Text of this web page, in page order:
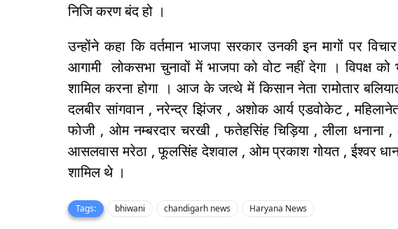
निजि करण बंद हो ।
उन्होंने कहा कि वर्तमान भाजपा सरकार उनकी इन मागों पर
आगामी लोकसभा चुनावों में भाजपा को वोट नहीं देगा । विपक्ष
शामिल करना होगा । आज के जत्थे में किसान नेता रामोतार
दलबीर सांगवान , नरेन्द्र झिंजर , अशोक आर्य एडवोकेट ,
फोजी , ओम नम्बरदार चरखी , फतेहसिंह चिड़िया , लीला
आसलवास मरेठा , फूलसिंह देशवाल , ओम प्रकाश गोयत , ईश्वर
शामिल थे ।
Tags: bhiwani chandigarh news Haryana News